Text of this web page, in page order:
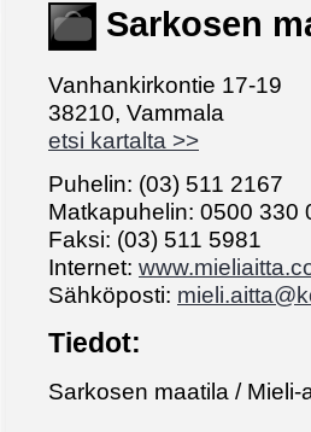
Sarkosen
Vanhankirkontie 17-19
38210, Vammala
etsi kartalta >>
Puhelin: (03) 511 2167
Matkapuhelin: 0500 330
Faksi: (03) 511 5981
Internet:
Sähköposti:
Tiedot:
Sarkosen maatila / Mieli-